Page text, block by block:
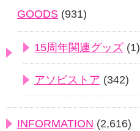
GOODS (931)
15周年関連グッズ (1)
アソビストア (342)
INFORMATION (2,616)